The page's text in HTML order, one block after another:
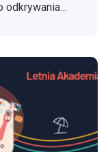
odkrywania